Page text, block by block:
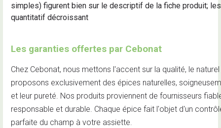
simples) figurent bien sur le descriptif de la fiche produit;
quantitatif décroissant
Les garanties offertes par Cebonat
Chez Cebonat, nous mettons l'accent sur la qualité, le
proposons exclusivement des épices naturelles,
et leur pureté. Nos produits proviennent de fournisseurs
responsable et durable. Chaque épice fait l'objet d'un
parfaite du champ à votre assiette.